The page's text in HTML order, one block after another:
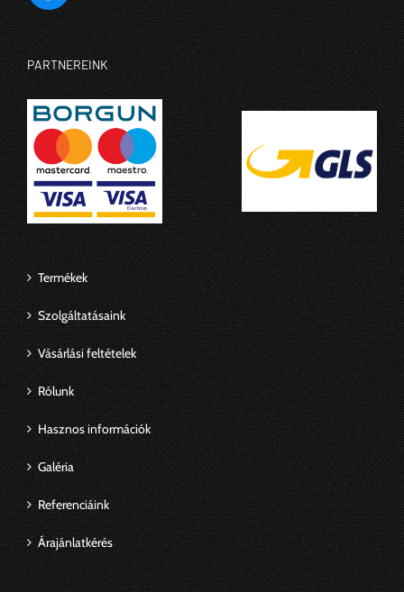
PARTNEREINK
Termékek
Szolgáltatásaink
Vásárlási feltételek
Rólunk
Hasznos információk
Galéria
Referenciáink
Árajánlatkérés